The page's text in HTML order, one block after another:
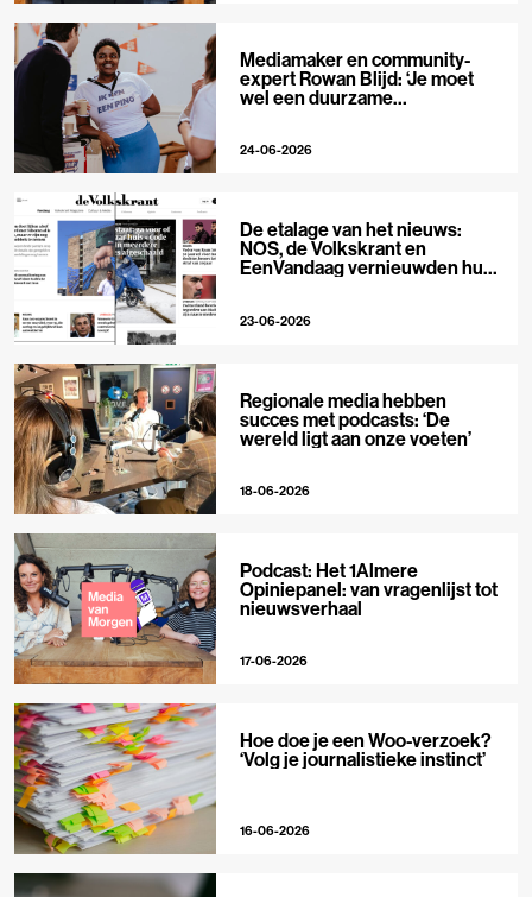
Mediamaker en community-
expert Rowan Blijd: ‘Je moet
wel een duurzame
24-06-2026
De etalage van het nieuws:
NOS, de Volkskrant en
EenVandaag vernieuwden hun
23-06-2026
Regionale media hebben
succes met podcasts: ‘De
wereld ligt aan onze voeten’
18-06-2026
Podcast: Het 1Almere
Opiniepanel: van vragenlijst tot
nieuwsverhaal
17-06-2026
Hoe doe je een Woo-verzoek?
‘Volg je journalistieke instinct’
16-06-2026